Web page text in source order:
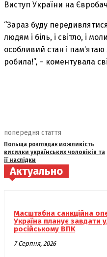
Виступ України на
“Зараз буду
людям і біль, і світло, і
особливий стан і
робила!”, – коментувала
попередня стаття
Польща розглядає можливість
висилки українських чоловіків та
її наслідки
Актуально
Масштабна санкційна
Україна планує завдати
російському ВПК
7 Серпня, 2026